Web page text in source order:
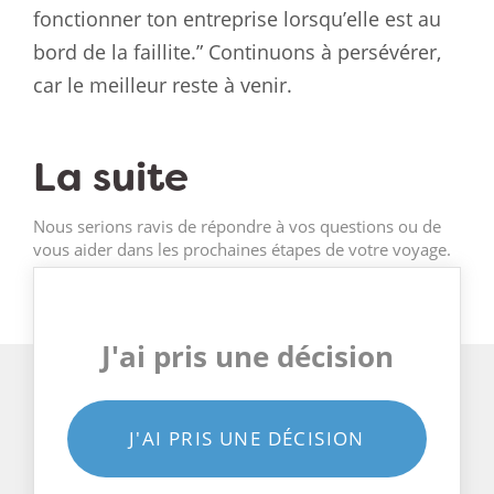
fonctionner ton entreprise lorsqu’elle est au
bord de la faillite.” Continuons à persévérer,
car le meilleur reste à venir.
La suite
Nous serions ravis de répondre à vos questions ou de
vous aider dans les prochaines étapes de votre voyage.
J'ai pris une décision
J'AI PRIS UNE DÉCISION